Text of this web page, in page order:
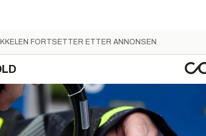
FORTSETTER ETTER ANNONSEN